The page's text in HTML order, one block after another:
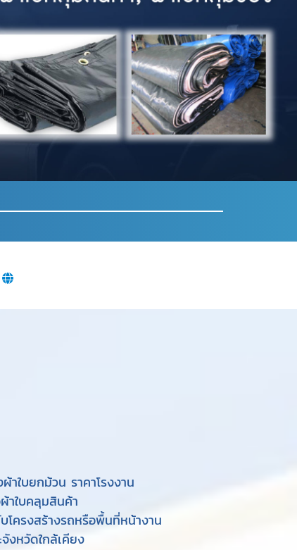
ใบยกม้วน ราคาโรงงาน
าใบคลุมสินค้า
โครงสร้างรถหรือพื้นที่หน้างาน
งหวัดใกล้เคียง